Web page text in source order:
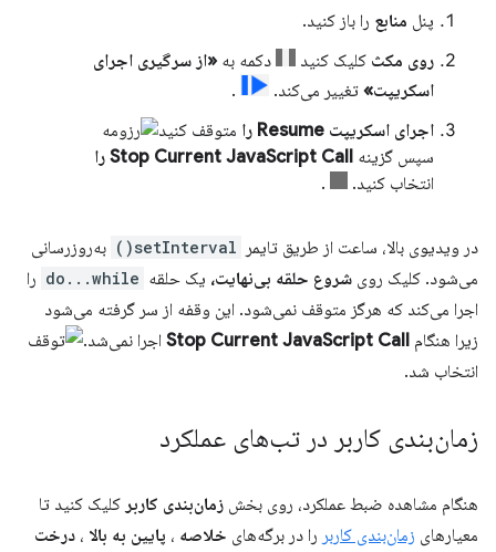
پنل منابع را باز کنید.
روی مکث کلیک کنید دکمه به «از سرگیری اجرای
اسکریپت» تغییر می‌کند.
.
اجرای اسکریپت Resume را
متوقف کنید
سپس گزینه Stop Current JavaScript Call را
انتخاب کنید.
.
در ویدیوی بالا، ساعت از طریق تایمر setInterval()
به‌روزرسانی
می‌شود. کلیک روی شروع حلقه بی‌نهایت، یک حلقه do...while را
اجرا می‌کند که هرگز متوقف نمی‌شود. این وقفه از سر گرفته می‌شود
زیرا هنگام Stop Current JavaScript Call اجرا نمی‌شد.
انتخاب شد.
زمان‌بندی کاربر در تب‌های عملکرد
هنگام مشاهده ضبط عملکرد، روی بخش زمان‌بندی کاربر کلیک کنید تا
معیارهای زمان‌بندی کاربر را در برگه‌های خلاصه ، پایین به بالا ، درخت